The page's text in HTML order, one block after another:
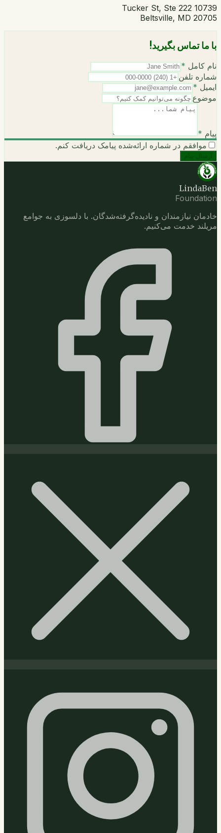
10739 Tucker St, Ste 222
Beltsville, MD 20705
با ما تماس بگیرید!
نام کامل *
شماره تلفن
ایمیل *
موضوع
پیام *
موافقم در شماره ارائه‌شده پیامک دریافت کنم.
ارسال پیام
LindaBen
Foundation
خادمان نیازمندان و نادیده‌گرفته‌شدگان. با دلسوزی به جوامع
مریلند خدمت می‌کنیم.